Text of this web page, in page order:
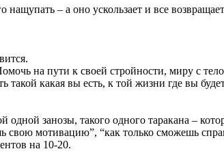
нащупать – а оно ускользает и все
на пути к своей стройности, миру с
такой какая вы есть, к той жизни где вы
занозы, такого одного таракана –
свою мотивацию”, “как только сможешь
на 10-20.